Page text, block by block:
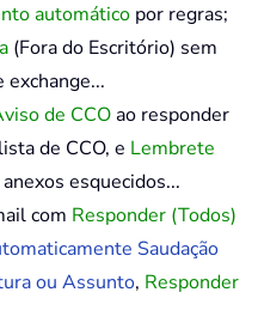
automático por regras;
(Fora do Escritório) sem
de CCOao responder
de CCO, e Lembrete
anexos esquecidos...
com Responder (Todos)
Saudação
ou Assunto, Responder